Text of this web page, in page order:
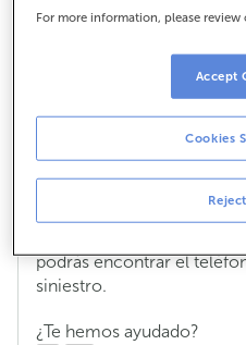
cuando tengo un
Si necesitas dar de alta un
contratado en ABANCA,
apartado de Seguros de
podrás encontrar el
siniestro.
¿Te hemos ayudado?
For more information, please review
Cookies
Accept